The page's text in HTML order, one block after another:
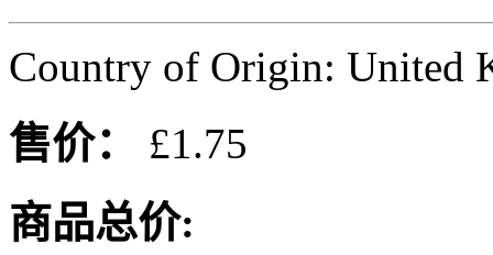
Country of Origin: United
售价：
£1.75
商品总价: